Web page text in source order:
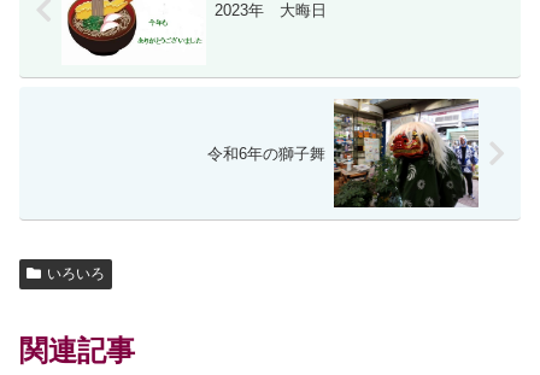
2023年 大晦日
令和6年の獅子舞
いろいろ
関連記事